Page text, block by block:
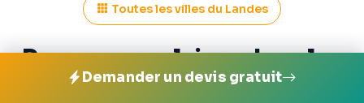
Toutes les villes du Landes
Panneaux solaires dans les
grandes villes
Demander un devis gratuit